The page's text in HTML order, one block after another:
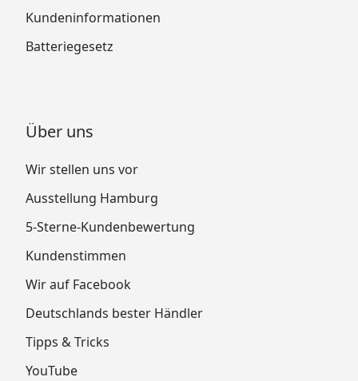
Kundeninformationen
Batteriegesetz
Über uns
Wir stellen uns vor
Ausstellung Hamburg
5-Sterne-Kundenbewertung
Kundenstimmen
Wir auf Facebook
Deutschlands bester Händler
Tipps & Tricks
YouTube